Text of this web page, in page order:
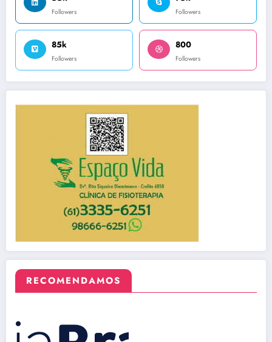
Followers Followers
85k
Followers
800
Followers
RECOMENDAMOS